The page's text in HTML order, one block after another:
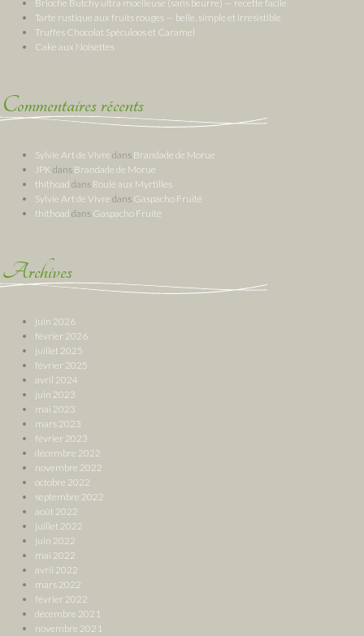
Brioche Butchy ultra moelleuse (sans beurre) — recette facile
Tarte rustique aux fruits rouges — belle, simple et irrésistible
Truffes Chocolat Spéculoos et Caramel
Cake aux Noisettes
Commentaires récents
Sylvie Art de Vivre dans Brandade de Morue
JPK dans Brandade de Morue
thithoad dans Roulé aux Myrtilles
Sylvie Art de Vivre dans Gaspacho Fruité
thithoad dans Gaspacho Fruité
Archives
juin 2026
février 2026
juillet 2025
février 2025
avril 2024
juin 2023
mai 2023
mars 2023
février 2023
décembre 2022
novembre 2022
octobre 2022
septembre 2022
août 2022
juillet 2022
juin 2022
mai 2022
avril 2022
mars 2022
février 2022
décembre 2021
novembre 2021